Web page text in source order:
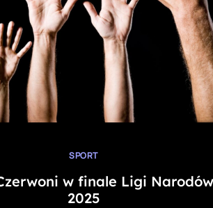
SPORT
w finale Ligi Narodów
2025